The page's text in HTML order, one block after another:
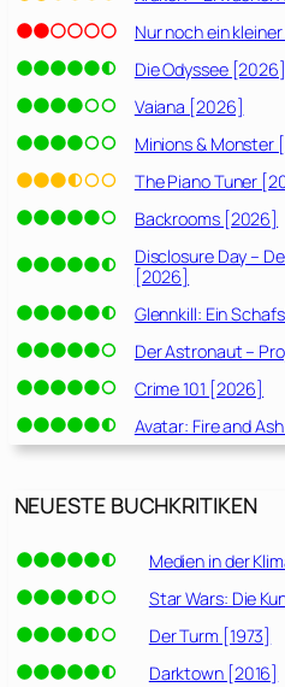
Nur noch ein
Die Odyssee [2026]
Vaiana [2026]
Minions & Monster
The Piano Tuner
Backrooms [2026]
Disclosure Day –
[2026]
Glennkill: Ein
Der Astronaut –
Crime 101 [2026]
Avatar: Fire and
NEUESTE BUCHKRITIKEN
Medien in der
Star Wars: Die
Der Turm [1973]
Darktown [2016]